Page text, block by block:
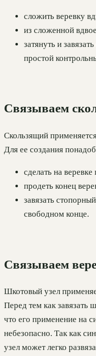
сложить веревку
из сложенной
затянуть и
простой
Связываем
Скользящий
Для ее создания
сделать на веревке
продеть конец
завязать
свободном конце.
Связываем
Шкотовый узел
Перед тем как завязать
что его применение на
небезопасно. Так как
узел может легко